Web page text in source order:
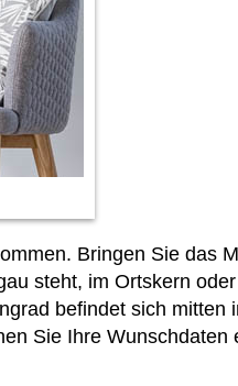
Bringen Sie das
steht, im Ortskern
befindet sich mitten
Sie Ihre Wunschdaten